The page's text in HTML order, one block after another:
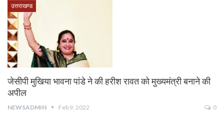
उत्तराखण्ड
जेसीपी मुखिया भावना पांडे ने की हरीश रावत को मुख्यमंत्री बनाने की
अपील
NEWSADMIN Feb 9, 2022 0